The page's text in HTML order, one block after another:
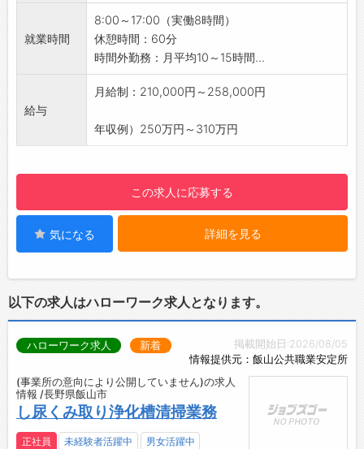
・分からないことがあれば、気軽に質問できる
環境です！
【やりがい】
・お客様に快適で清潔な空間を提供する大切な
・清掃後のキレイなお部屋で、気持ちの良い滞
・従業員のプライベートタイムを大切にしてい
ます♪
・ワークライフバランスを整えやすく、しっか
りリフレッシュできます！
事がしたい方
◇体を動かすことが好きな方
◆掃除や整理整頓が好きな方
◇もくもくコツコツ作業が好きな方
◆家事スキルを活かして働きたい方
未経験の方のご応募も大歓迎です♪
就業時間
8:00～17:00（実働8時間）
休憩時間：60分
時間外勤務：月平均10～15時間...
給与
月給制：210,000円～258,000円
年収例）250万円～310万円
この求人に応募する
気になる 詳細を見る
以下の求人はハローワーク求人となります。
掲載開始日:2026/08/05
情報提供元：飯山公共職業安定所
ハローワーク求人 新着
(事業所の意向により公開していません)の求人
情報 /長野県飯山市
し尿くみ取り浄化槽清掃業務
正社員 未経験者活躍中 男女活躍中